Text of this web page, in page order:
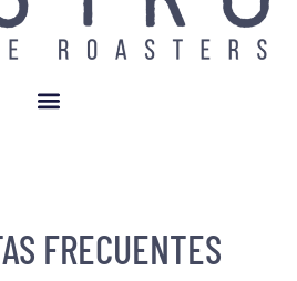
FRECUENTES